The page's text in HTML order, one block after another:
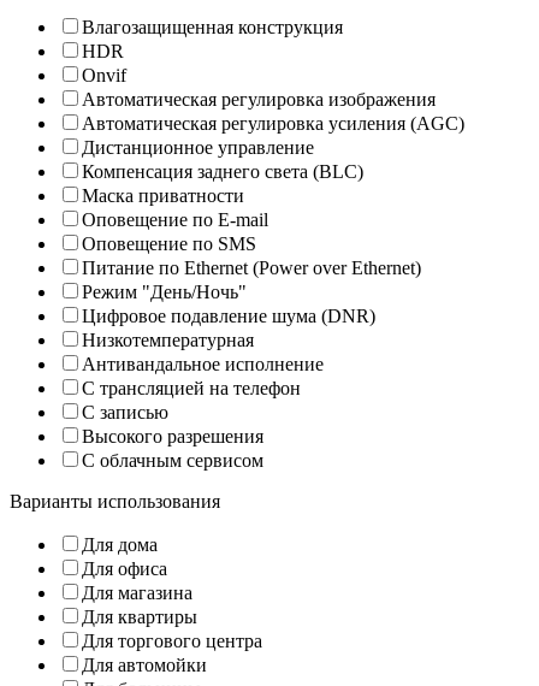
Влагозащищенная конструкция
HDR
Onvif
Автоматическая регулировка изображения
Автоматическая регулировка усиления (AGC)
Дистанционное управление
Компенсация заднего света (BLC)
Маска приватности
Оповещение по E-mail
Оповещение по SMS
Питание по Ethernet (Power over Ethernet)
Режим "День/Ночь"
Цифровое подавление шума (DNR)
Низкотемпературная
Антивандальное исполнение
С трансляцией на телефон
С записью
Высокого разрешения
С облачным сервисом
Варианты использования
Для дома
Для офиса
Для магазина
Для квартиры
Для торгового центра
Для автомойки